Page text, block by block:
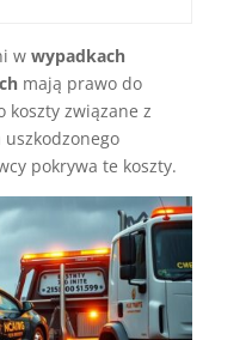
w wypadkach
mają prawo do
koszty związane z
pokrywa te koszty.